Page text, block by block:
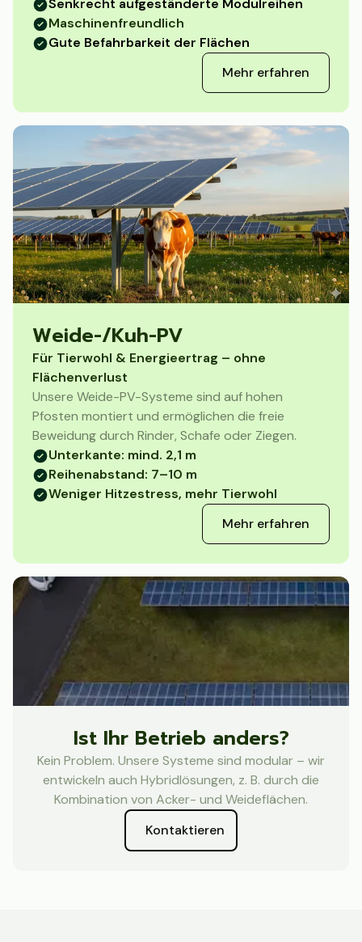
Senkrecht aufgeständerte Modulreihen
Maschinenfreundlich
Gute Befahrbarkeit der Flächen
Mehr erfahren
Weide-/Kuh-PV
Für Tierwohl & Energieertrag – ohne
Flächenverlust
Unsere Weide-PV-Systeme sind auf hohen
Pfosten montiert und ermöglichen die freie
Beweidung durch Rinder, Schafe oder Ziegen.
Unterkante: mind. 2,1 m
Reihenabstand: 7–10 m
Weniger Hitzestress, mehr Tierwohl
Mehr erfahren
Ist Ihr Betrieb anders?
Kein Problem. Unsere Systeme sind modular – wir
entwickeln auch Hybridlösungen, z. B. durch die
Kombination von Acker- und Weideflächen.
Kontaktieren